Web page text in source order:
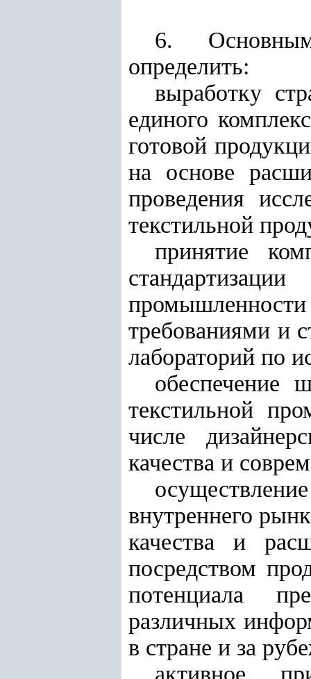
6.
определить:
выработку
единого
готовой
на основе
проведения
текстильной
принятие
промышленности
требованиями и
лабораторий по
обеспечение
текстильной
числе
качества и
внутреннего
качества и
посредством
потенциала
различных
в стране и за
активное